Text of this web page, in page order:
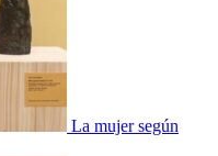
La mujer según